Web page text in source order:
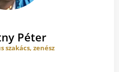
Péter
szakács, zenész